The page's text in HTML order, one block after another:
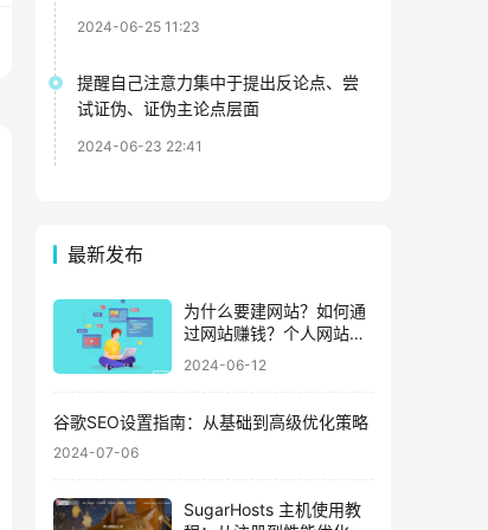
2024-06-25 11:23
提醒自己注意力集中于提出反论点、尝
试证伪、证伪主论点层面
2024-06-23 22:41
最新发布
为什么要建网站？如何通
过网站赚钱？个人网站盈
利的8种方式？
2024-06-12
谷歌SEO设置指南：从基础到高级优化策略
2024-07-06
SugarHosts 主机使用教